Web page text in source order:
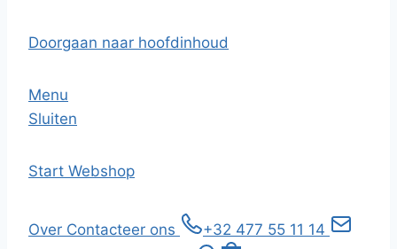
Doorgaan naar hoofdinhoud
Menu
Sluiten
Start Webshop
Over Contacteer ons
+32 477 55 11 14